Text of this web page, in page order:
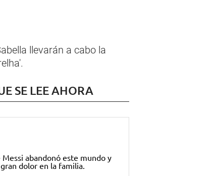
llevarán a cabo la
SE LEE AHORA